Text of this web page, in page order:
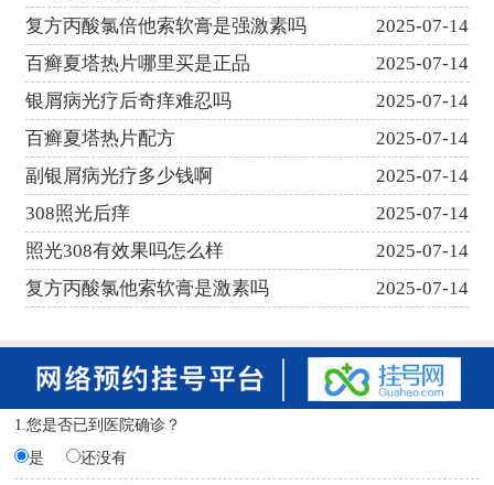
复方丙酸氯倍他索软膏是强激素吗
2025-07-14
百癣夏塔热片哪里买是正品
2025-07-14
银屑病光疗后奇痒难忍吗
2025-07-14
百癣夏塔热片配方
2025-07-14
副银屑病光疗多少钱啊
2025-07-14
308照光后痒
2025-07-14
照光308有效果吗怎么样
2025-07-14
复方丙酸氯他索软膏是激素吗
2025-07-14
1.您是否已到医院确诊？
是
还没有